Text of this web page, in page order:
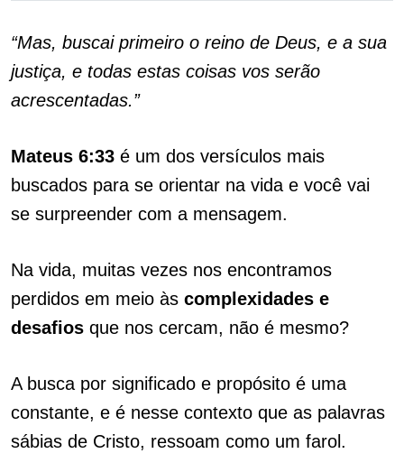
“Mas, buscai primeiro o reino de Deus, e a sua
justiça, e todas estas coisas vos serão
acrescentadas.”
Mateus 6:33 é um dos versículos mais
buscados para se orientar na vida e você vai
se surpreender com a mensagem.
Na vida, muitas vezes nos encontramos
perdidos em meio às complexidades e
desafios que nos cercam, não é mesmo?
A busca por significado e propósito é uma
constante, e é nesse contexto que as palavras
sábias de Cristo, ressoam como um farol.